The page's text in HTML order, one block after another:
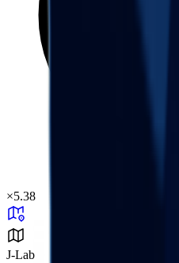
×5.38
J-Lab